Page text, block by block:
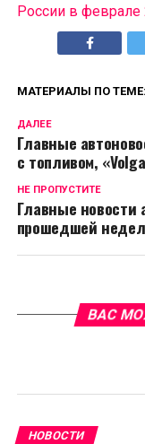
России в феврале
МАТЕРИАЛЫ ПО ТЕМЕ:
ДАЛЕЕ
Главные
с топливом,
НЕ ПРОПУСТИТЕ
Главные новости
прошедшей
ВАС
НОВОСТИ